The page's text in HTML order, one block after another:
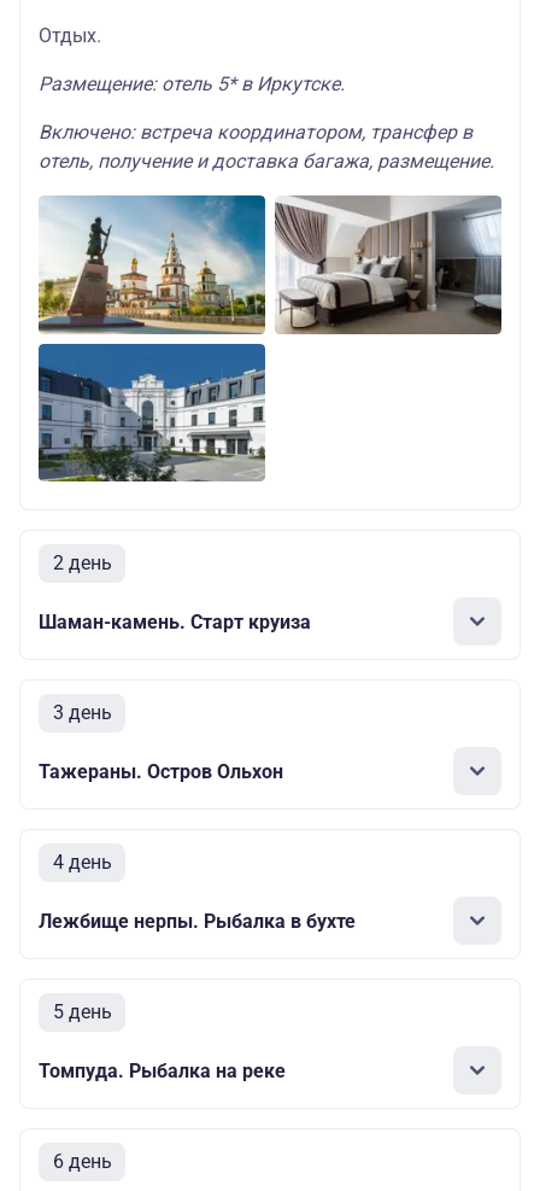
Отдых.
Размещение: отель 5* в Иркутске.
Включено: встреча координатором, трансфер в
отель, получение и доставка багажа, размещение.
2 день
Шаман-камень. Старт круиза
3 день
Тажераны. Остров Ольхон
4 день
Лежбище нерпы. Рыбалка в бухте
5 день
Томпуда. Рыбалка на реке
6 день